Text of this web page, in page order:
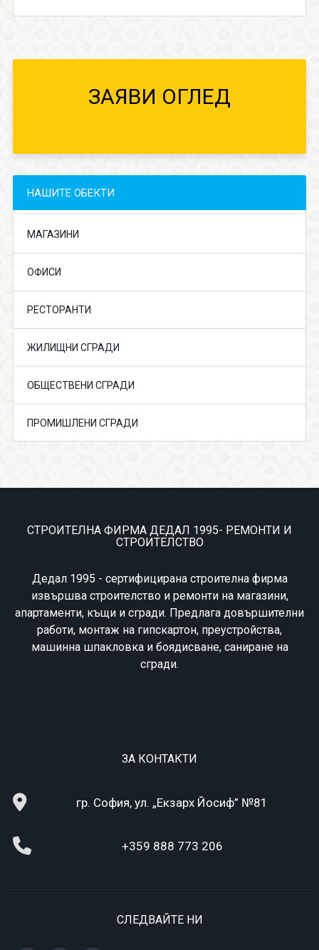
ЗАЯВИ ОГЛЕД
НАШИТЕ ОБЕКТИ
МАГАЗИНИ
ОФИСИ
РЕСТОРАНТИ
ЖИЛИЩНИ СГРАДИ
ОБЩЕСТВЕНИ СГРАДИ
ПРОМИШЛЕНИ СГРАДИ
СТРОИТЕЛНА ФИРМА ДЕДАЛ 1995- РЕМОНТИ И
СТРОИТЕЛСТВО
Дедал 1995 - сертифицирана строителна фирма
извършва строителство и ремонти на магазини,
апартаменти, къщи и сгради. Предлага довършителни
работи, монтаж на гипскартон, преустройства,
машинна шпакловка и боядисване, саниране на
сгради.
ЗА КОНТАКТИ
гр. София, ул. „Екзарх Йосиф” №81
+359 888 773 206
СЛЕДВАЙТЕ НИ